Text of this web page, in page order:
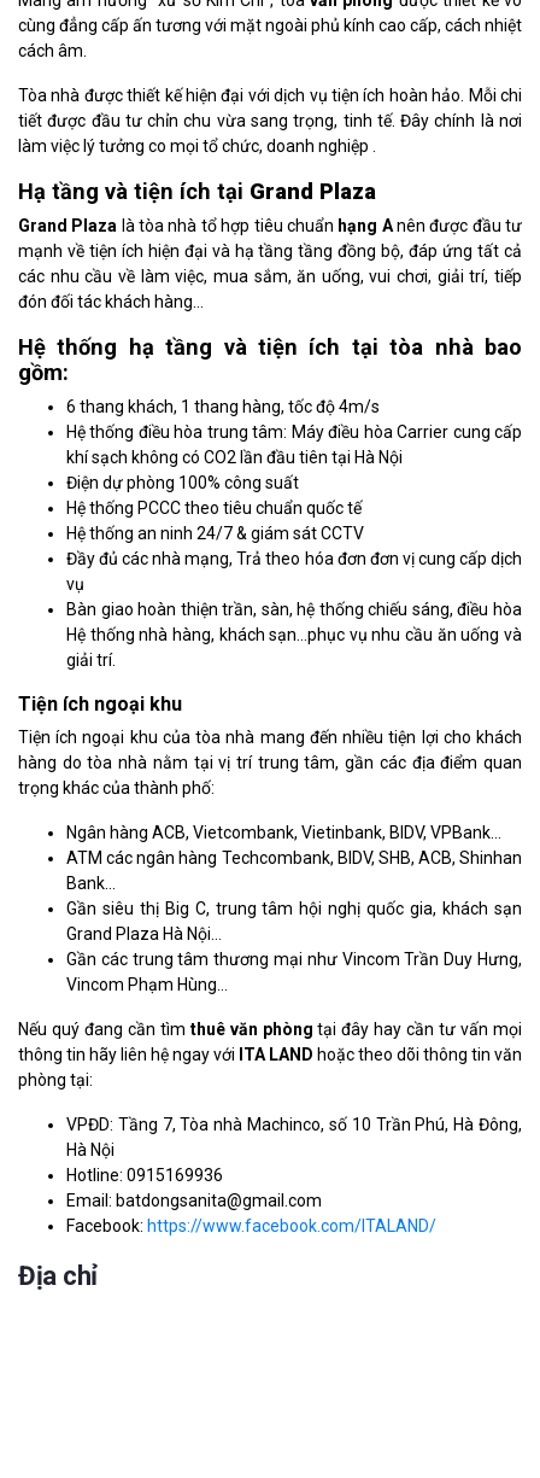
cùng đẳng cấp ấn tương với mặt ngoài phủ kính cao cấp, cách nhiệt
cách âm.
Tòa nhà được thiết kế hiện đại với dịch vụ tiện ích hoàn hảo. Mỗi chi
tiết được đầu tư chỉn chu vừa sang trọng, tinh tế. Đây chính là nơi
làm việc lý tưởng co mọi tổ chức, doanh nghiệp .
Hạ tầng và tiện ích tại Grand Plaza
Grand Plaza là tòa nhà tổ hợp tiêu chuẩn hạng Anên được đầu tư
mạnh về tiện ích hiện đại và hạ tầng tầng đồng bộ, đáp ứng tất cả
các nhu cầu về làm việc, mua sắm, ăn uống, vui chơi, giải trí, tiếp
đón đối tác khách hàng…
Hệ thống hạ tầng và tiện ích tại tòa nhà bao
gồm:
6 thang khách, 1 thang hàng, tốc độ 4m/s
Hệ thống điều hòa trung tâm: Máy điều hòa Carrier cung cấp
khí sạch không có CO2 lần đầu tiên tại Hà Nội
Điện dự phòng 100% công suất
Hệ thống PCCC theo tiêu chuẩn quốc tế
Hệ thống an ninh 24/7 & giám sát CCTV
Đầy đủ các nhà mạng, Trả theo hóa đơn đơn vị cung cấp dịch
vụ
Bàn giao hoàn thiện trần, sàn, hệ thống chiếu sáng, điều hòa
Hệ thống nhà hàng, khách sạn…phục vụ nhu cầu ăn uống và
giải trí.
Tiện ích ngoại khu
Tiện ích ngoại khu của tòa nhà mang đến nhiều tiện lợi cho khách
hàng do tòa nhà nằm tại vị trí trung tâm, gần các địa điểm quan
trọng khác của thành phố:
Ngân hàng ACB, Vietcombank, Vietinbank, BIDV, VPBank…
ATM các ngân hàng Techcombank, BIDV, SHB, ACB, Shinhan
Bank…
Gần siêu thị Big C, trung tâm hội nghị quốc gia, khách sạn
Grand Plaza Hà Nội…
Gần các trung tâm thương mại như Vincom Trần Duy Hưng,
Vincom Phạm Hùng…
Nếu quý đang cần tìm thuê văn phòng tại đây hay cần tư vấn mọi
thông tin hãy liên hệ ngay với ITA LAND hoặc theo dõi thông tin văn
phòng tại:
VPĐD: Tầng 7, Tòa nhà Machinco, số 10 Trần Phú, Hà Đông,
Hà Nội
Hotline: 0915169936
Email: batdongsanita@gmail.com
Facebook: https://www.facebook.com/ITALAND/
Địa chỉ